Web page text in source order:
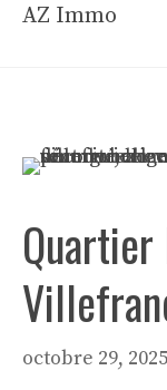
AllerAZ Immo
octobre 29, 2025